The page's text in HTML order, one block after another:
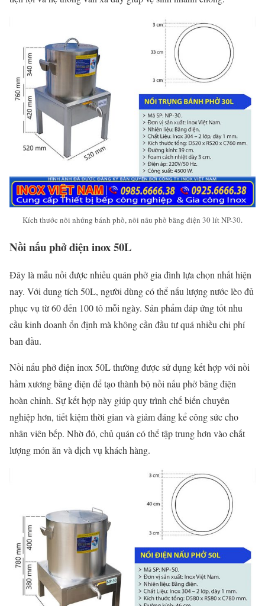
Kích thước nồi nhứng bánh phở, nồi nấu phở bằng điện 30 lít NP-30.
Nồi nấu phở điện inox 50L
Đây là mẫu nồi được nhiều quán phở gia đình lựa chọn nhất hiện
nay. Với dung tích 50L, người dùng có thể nấu lượng nước lèo đủ
phục vụ từ 60 đến 100 tô mỗi ngày. Sản phẩm đáp ứng tốt nhu
cầu kinh doanh ổn định mà không cần đầu tư quá nhiều chi phí
ban đầu.
Nồi nấu phở điện inox 50L thường được sử dụng kết hợp với nồi
hầm xương bằng điện để tạo thành bộ nồi nấu phở bằng điện
hoàn chỉnh. Sự kết hợp này giúp quy trình chế biến chuyên
nghiệp hơn, tiết kiệm thời gian và giảm đáng kể công sức cho
nhân viên bếp. Nhờ đó, chủ quán có thể tập trung hơn vào chất
lượng món ăn và dịch vụ khách hàng.